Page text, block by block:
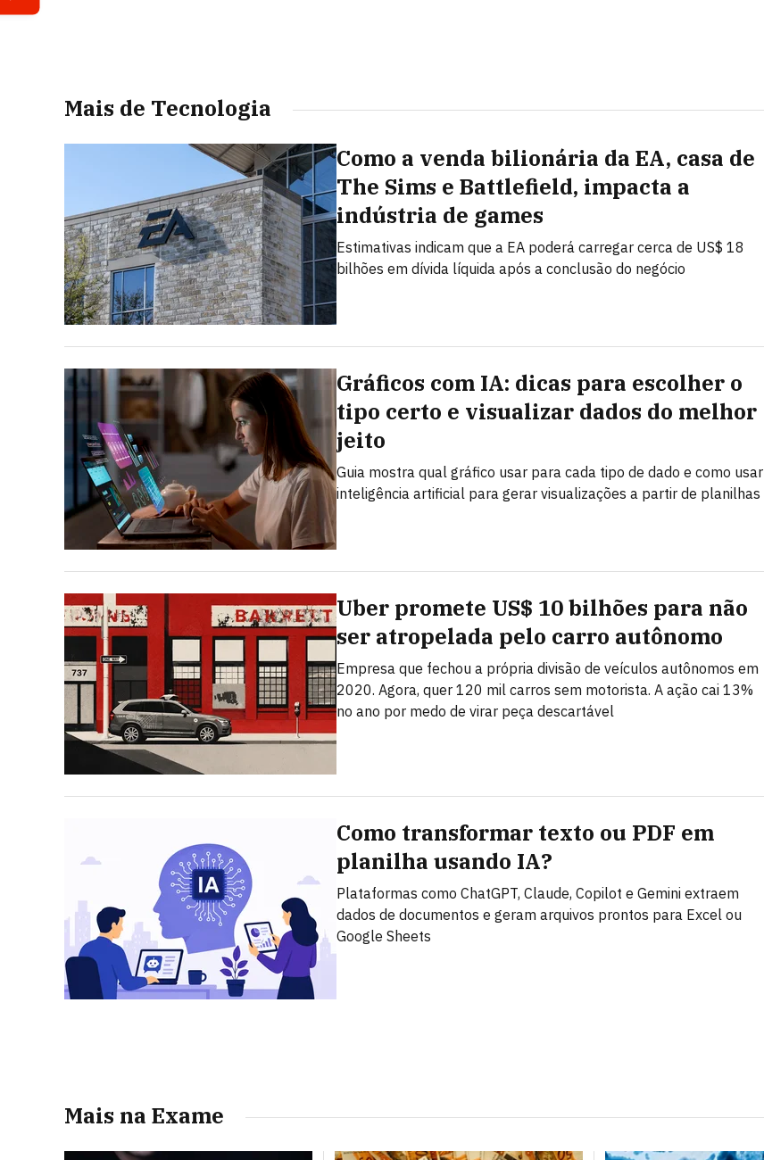
Mais de Tecnologia
Como a venda bilionária da EA, casa de
The Sims e Battlefield, impacta a
indústria de games
Estimativas indicam que a EA poderá carregar cerca de US$ 18
bilhões em dívida líquida após a conclusão do negócio
Gráficos com IA: dicas para escolher o
tipo certo e visualizar dados do melhor
jeito
Guia mostra qual gráfico usar para cada tipo de dado e como usar
inteligência artificial para gerar visualizações a partir de planilhas
Uber promete US$ 10 bilhões para não
ser atropelada pelo carro autônomo
Empresa que fechou a própria divisão de veículos autônomos em
2020. Agora, quer 120 mil carros sem motorista. A ação cai 13%
no ano por medo de virar peça descartável
Como transformar texto ou PDF em
planilha usando IA?
Plataformas como ChatGPT, Claude, Copilot e Gemini extraem
dados de documentos e geram arquivos prontos para Excel ou
Google Sheets
Mais na Exame